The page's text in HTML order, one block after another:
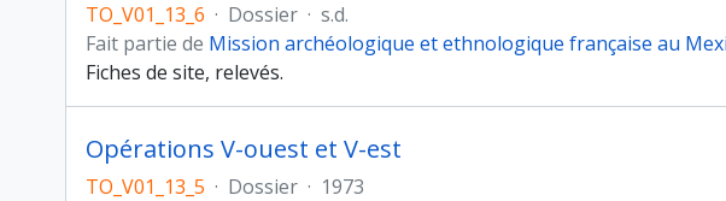
TO_V01_13_6 · Dossier · s.d.
Fait partie de Mission archéologique et ethnologique française au
Fiches de site, relevés.
Opérations V-ouest et V-est
TO_V01_13_5 · Dossier · 1973